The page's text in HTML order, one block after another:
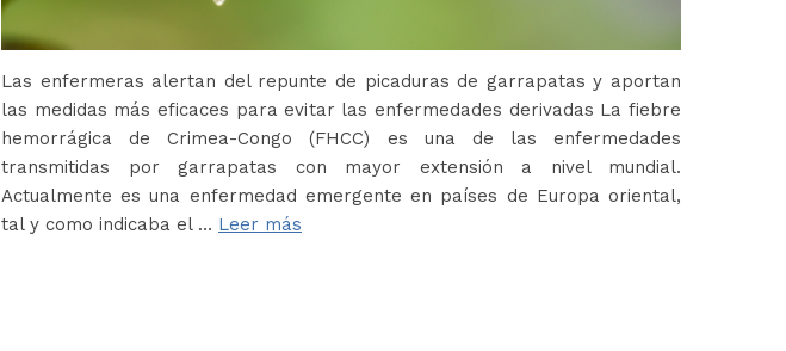
Las enfermeras alertan del repunte de picaduras de garrapatas y aportan
las medidas más eficaces para evitar las enfermedades derivadas La fiebre
hemorrágica de Crimea-Congo (FHCC) es una de las enfermedades
transmitidas por garrapatas con mayor extensión a nivel mundial.
Actualmente es una enfermedad emergente en países de Europa oriental,
tal y como indicaba el … Leer más